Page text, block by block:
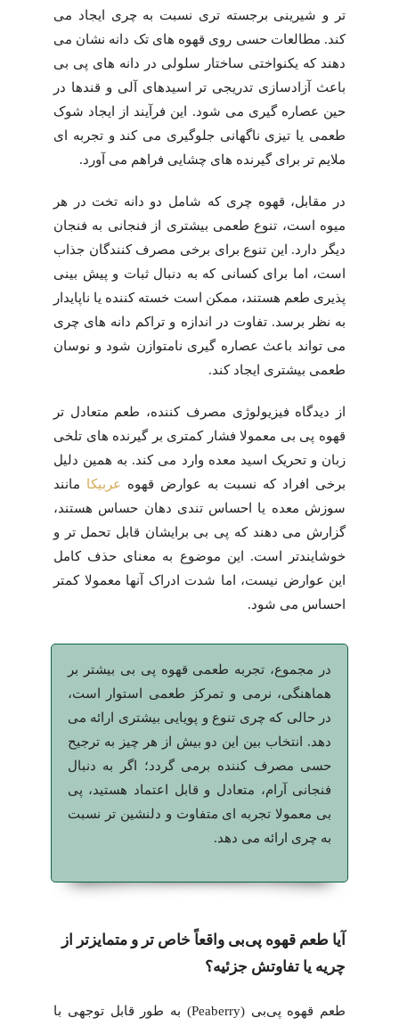
تر و شیرینی برجسته تری نسبت به چری ایجاد می
کند. مطالعات حسی روی قهوه های تک دانه نشان می
دهند که یکنواختی ساختار سلولی در دانه های پی بی
باعث آزادسازی تدریجی تر اسیدهای آلی و قندها در
حین عصاره گیری می شود. این فرآیند از ایجاد شوک
طعمی یا تیزی ناگهانی جلوگیری می کند و تجربه ای
ملایم تر برای گیرنده های چشایی فراهم می آورد.
در مقابل، قهوه چری که شامل دو دانه تخت در هر
میوه است، تنوع طعمی بیشتری از فنجانی به فنجان
دیگر دارد. این تنوع برای برخی مصرف کنندگان جذاب
است، اما برای کسانی که به دنبال ثبات و پیش بینی
پذیری طعم هستند، ممکن است خسته کننده یا ناپایدار
به نظر برسد. تفاوت در اندازه و تراکم دانه های چری
می تواند باعث عصاره گیری نامتوازن شود و نوسان
طعمی بیشتری ایجاد کند.
از دیدگاه فیزیولوژی مصرف کننده، طعم متعادل تر
قهوه پی بی معمولا فشار کمتری بر گیرنده های تلخی
زبان و تحریک اسید معده وارد می کند. به همین دلیل
برخی افراد که نسبت به عوارض قهوه عربیکا مانند
سوزش معده یا احساس تندی دهان حساس هستند،
گزارش می دهند که پی بی برایشان قابل تحمل تر و
خوشایندتر است. این موضوع به معنای حذف کامل
این عوارض نیست، اما شدت ادراک آنها معمولا کمتر
احساس می شود.
در مجموع، تجربه طعمی قهوه پی بی بیشتر بر
هماهنگی، نرمی و تمرکز طعمی استوار است،
در حالی که چری تنوع و پویایی بیشتری ارائه می
دهد. انتخاب بین این دو بیش از هر چیز به ترجیح
حسی مصرف کننده برمی گردد؛ اگر به دنبال
فنجانی آرام، متعادل و قابل اعتماد هستید، پی
بی معمولا تجربه ای متفاوت و دلنشین تر نسبت
به چری ارائه می دهد.
آیا طعم قهوه پی‌بی واقعاً خاص تر و متمایزتر از
چریه یا تفاوتش جزئیه؟
طعم قهوه پی‌بی (Peaberry) به طور قابل توجهی با